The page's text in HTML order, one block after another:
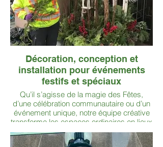
Décoration, conception et
installation pour événements
festifs et spéciaux
Qu’il s’agisse de la magie des Fêtes,
d’une célébration communautaire ou d’un
événement unique, notre équipe créative
transforme les espaces ordinaires en lieux
mémorables — avec style, précision et
une touche de féérie saisonnière.